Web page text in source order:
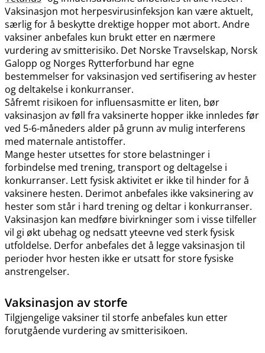
Vaksinasjon mot herpesvirusinfeksjon kan være aktuelt,
særlig for å beskytte drektige hopper mot abort. Andre
vaksiner anbefales kun brukt etter en nærmere
vurdering av smitterisiko. Det Norske Travselskap, Norsk
Galopp og Norges Rytterforbund har egne
bestemmelser for vaksinasjon ved sertifisering av hester
og deltakelse i konkurranser.
Såfremt risikoen for influensasmitte er liten, bør
vaksinasjon av føll fra vaksinerte hopper ikke innledes før
ved 5-6-måneders alder på grunn av mulig interferens
med maternale antistoffer.
Mange hester utsettes for store belastninger i
forbindelse med trening, transport og deltagelse i
konkurranser. Lett fysisk aktivitet er ikke til hinder for å
vaksinere hesten. Derimot anbefales ikke vaksinering av
hester som står i hard trening og deltar i konkurranser.
Vaksinasjon kan medføre bivirkninger som i visse tilfeller
vil gi økt ubehag og nedsatt yteevne ved sterk fysisk
utfoldelse. Derfor anbefales det å legge vaksinasjon til
perioder hvor hesten ikke er utsatt for store fysiske
anstrengelser.
Vaksinasjon av storfe
Tilgjengelige vaksiner til storfe anbefales kun etter
forutgående vurdering av smitterisikoen.